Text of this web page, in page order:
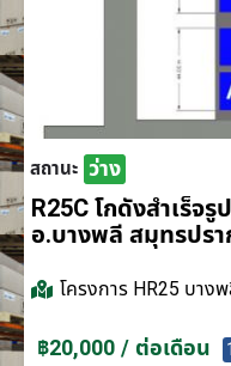
สถานะ ว่าง
R25C โกดังสำเร็จ
อ.บางพลี สมุทรปรา
โครงการ HR25 บาง
฿20,000 / ต่อเดือน